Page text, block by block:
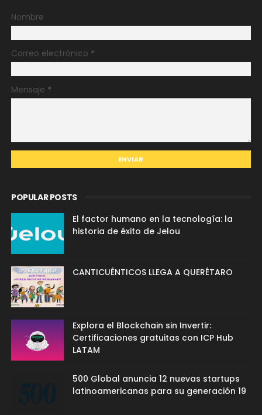
Nombre
Correo electrónico *
Mensaje *
POPULAR POSTS
El factor humano en la tecnología: la
historia de éxito de Jelou
CANTICUÉNTICOS LLEGA A QUERÉTARO
Explora el Blockchain sin Invertir:
Certificaciones gratuitas con ICP Hub
LATAM
500 Global anuncia 12 nuevas startups
latinoamericanas para su generación 19